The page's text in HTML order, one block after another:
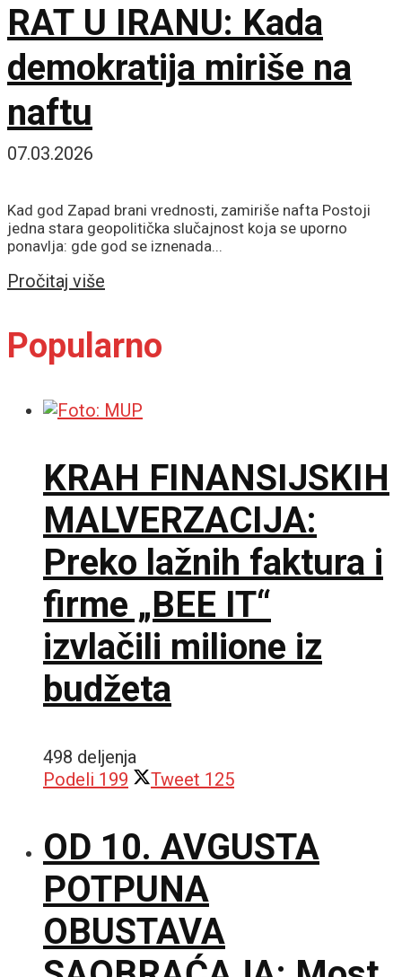
RAT U IRANU: Kada
demokratija miriše na
naftu
07.03.2026
Kad god Zapad brani vrednosti, zamiriše nafta Postoji
jedna stara geopolitička slučajnost koja se uporno
ponavlja: gde god se iznenada...
Pročitaj više
Popularno
KRAH FINANSIJSKIH
MALVERZACIJA:
Preko lažnih faktura i
firme „BEE IT“
izvlačili milione iz
budžeta
498 deljenja
Podeli 199 Tweet 125
OD 10. AVGUSTA
POTPUNA
OBUSTAVA